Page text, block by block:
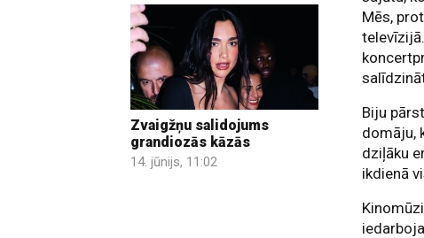
Zvaigžņu salidojums
grandiozās kāzās
14. jūnijs, 11:02
Mēs,
Biju
domāju,
dziļāku
ikdienā